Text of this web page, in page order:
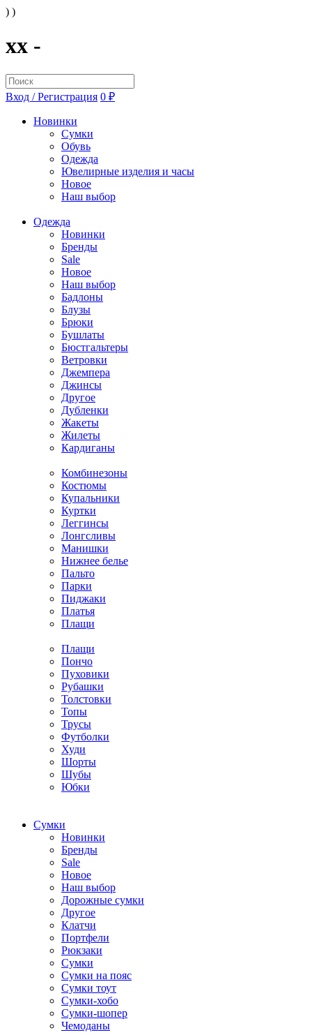
) )
xx -
Вход / Регистрация 0 ₽
Новинки
Сумки
Обувь
Одежда
Ювелирные изделия и часы
Новое
Наш выбор
Одежда
Новинки
Бренды
Sale
Новое
Наш выбор
Бадлоны
Блузы
Брюки
Бушлаты
Бюстгальтеры
Ветровки
Джемпера
Джинсы
Другое
Дубленки
Жакеты
Жилеты
Кардиганы
Комбинезоны
Костюмы
Купальники
Куртки
Леггинсы
Лонгсливы
Манишки
Нижнее белье
Пальто
Парки
Пиджаки
Платья
Плащи
Плащи
Пончо
Пуховики
Рубашки
Толстовки
Топы
Трусы
Футболки
Худи
Шорты
Шубы
Юбки
Cумки
Новинки
Бренды
Sale
Новое
Наш выбор
Дорожные сумки
Другое
Клатчи
Портфели
Рюкзаки
Сумки
Сумки на пояс
Сумки тоут
Сумки-хобо
Сумки-шопер
Чемоданы